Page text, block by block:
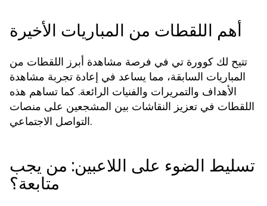
أهم اللقطات من المباريات الأخيرة
تتيح لك كوورة تي في فرصة مشاهدة أبرز اللقطات من
المباريات السابقة، مما يساعد في إعادة تجربة مشاهدة
الأهداف والتمريرات والفنيات الرائعة. كما تساهم هذه
اللقطات في تعزيز النقاشات بين المشجعين على منصات
التواصل الاجتماعي.
تسليط الضوء على اللاعبين: من يجب
متابعة؟